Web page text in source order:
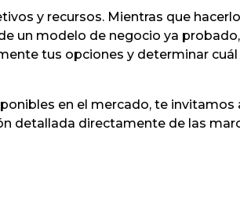
y recursos. Mientras que
un modelo de negocio ya
tus opciones y determinar cuál
en el mercado, te invitamos
detallada directamente de las